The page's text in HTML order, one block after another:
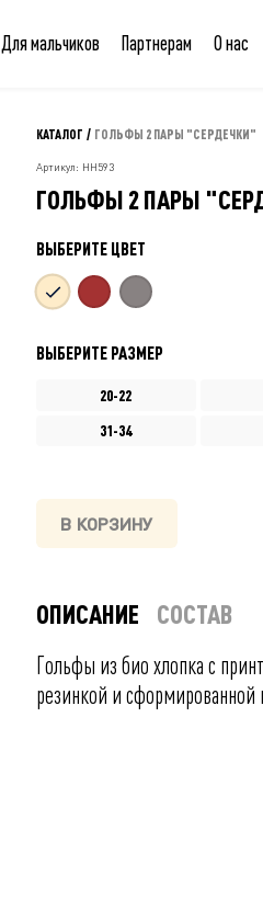
Для мальчиков Партнерам О нас
КАТАЛОГ / ГОЛЬФЫ 2 ПАРЫ "СЕРДЕЧКИ"
Артикул: НН593
ГОЛЬФЫ 2 ПАРЫ
ВЫБЕРИТЕ ЦВЕТ
ВЫБЕРИТЕ РАЗМЕР
20-22
31-34
В КОРЗИНУ
ОПИСАНИЕ СОСТАВ
Гольфы из био хлопка с
резинкой и сформированной